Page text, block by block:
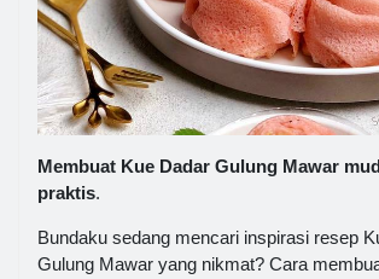
Membuat Kue Dadar Gulung Mawar
praktis.
Bundaku sedang mencari inspirasi resep
Gulung Mawar yang nikmat? Cara